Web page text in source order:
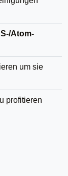
Atom-
um sie
profitieren